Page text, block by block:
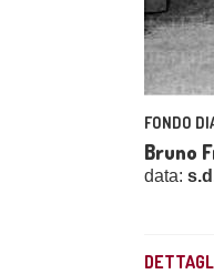
FONDO
Bruno
data: